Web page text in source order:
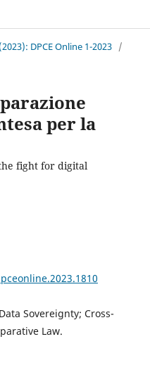
DPCE Online 1-2023 /
per la
fight for digital
Sovereignty; Cross-
Law.